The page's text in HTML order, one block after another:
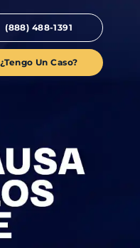
(888) 488-1391
¿Tengo Un Caso?